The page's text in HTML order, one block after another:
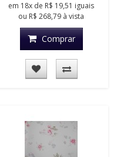
em 18x de R$ 19,51 iguais
ou R$ 268,79 à vista
Comprar